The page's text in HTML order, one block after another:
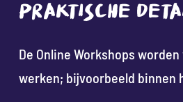
PRAKTISCHE
De Online Workshops
werken; bijvoorbeeld binnen